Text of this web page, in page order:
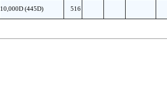
10,000D (445D) 516